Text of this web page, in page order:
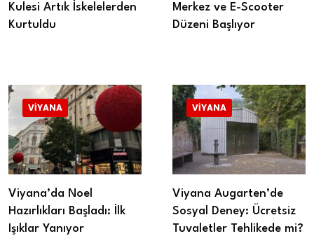
Kulesi Artık İskelelerden
Kurtuldu
Merkez ve E-Scooter
Düzeni Başlıyor
VIYANA
Viyana’da Noel
Hazırlıkları Başladı: İlk
Işıklar Yanıyor
VIYANA
Viyana Augarten’de
Sosyal Deney: Ücretsiz
Tuvaletler Tehlikede mi?